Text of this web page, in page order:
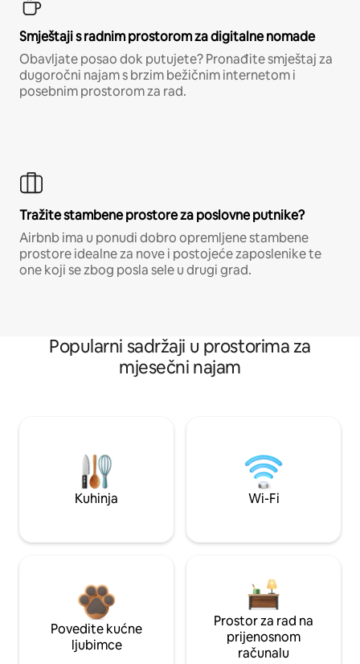
Smještaji s radnim prostorom za digitalne nomade
Obavljate posao dok putujete? Pronađite smještaj za
dugoročni najam s brzim bežičnim internetom i
posebnim prostorom za rad.
Tražite stambene prostore za poslovne putnike?
Airbnb ima u ponudi dobro opremljene stambene
prostore idealne za nove i postojeće zaposlenike te
one koji se zbog posla sele u drugi grad.
Popularni sadržaji u prostorima za
mjesečni najam
Kuhinja Wi-Fi
Povedite kućne
ljubimce
Prostor za rad na
prijenosnom
računalu